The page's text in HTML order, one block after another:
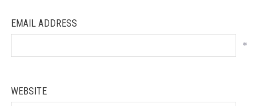
EMAIL ADDRESS
*
WEBSITE